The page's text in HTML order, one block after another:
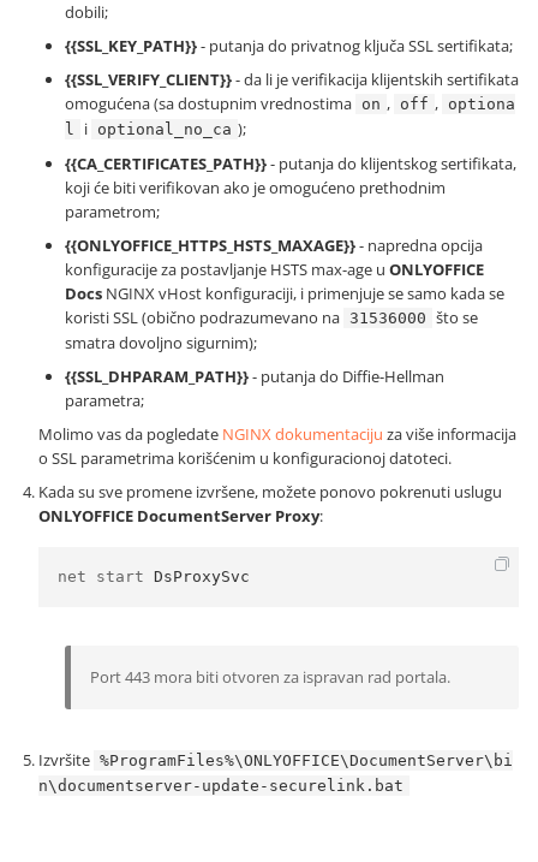
dobili;
{{SSL_KEY_PATH}}- putanja do privatnog ključa SSL sertifikata;
{{SSL_VERIFY_CLIENT}}- da li je verifikacija klijentskih sertifikata
omogućena (sa dostupnim vrednostima on , off , optiona
l
i optional_no_ca );
{{CA_CERTIFICATES_PATH}}- putanja do klijentskog sertifikata,
koji će biti verifikovan ako je omogućeno prethodnim
parametrom;
{{ONLYOFFICE_HTTPS_HSTS_MAXAGE}}- napredna opcija
konfiguracije za postavljanje HSTS max-age u ONLYOFFICE
Docs NGINX vHost konfiguraciji, i primenjuje se samo kada se
koristi SSL (obično podrazumevano na 31536000 što se
smatra dovoljno sigurnim);
{{SSL_DHPARAM_PATH}}- putanja do Diffie-Hellman
parametra;
Molimo vas da pogledate NGINX dokumentaciju za više informacija
o SSL parametrima korišćenim u konfiguracionoj datoteci.
Kada su sve promene izvršene, možete ponovo pokrenuti uslugu
ONLYOFFICE DocumentServer Proxy:
net start DsProxySvc
Port 443 mora biti otvoren za ispravan rad portala.
Izvršite %ProgramFiles%\ONLYOFFICE\DocumentServer\bi
n\documentserver-update-securelink.bat